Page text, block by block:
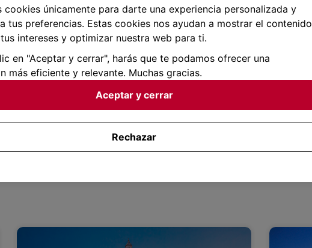
cookies únicamente para darte una experiencia personalizada y
tus preferencias. Estas cookies nos ayudan a mostrar el contenido
intereses y optimizar nuestra web para ti.
en "Aceptar y cerrar", harás que te podamos ofrecer una
más eficiente y relevante. Muchas gracias.
Aceptar y cerrar
Rechazar